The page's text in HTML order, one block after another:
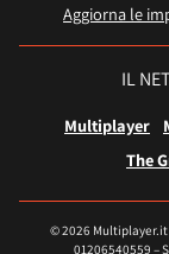
Aggiorna le
IL
Multiplayer
The
© 2026 Multiplayer.it
01206540559 –